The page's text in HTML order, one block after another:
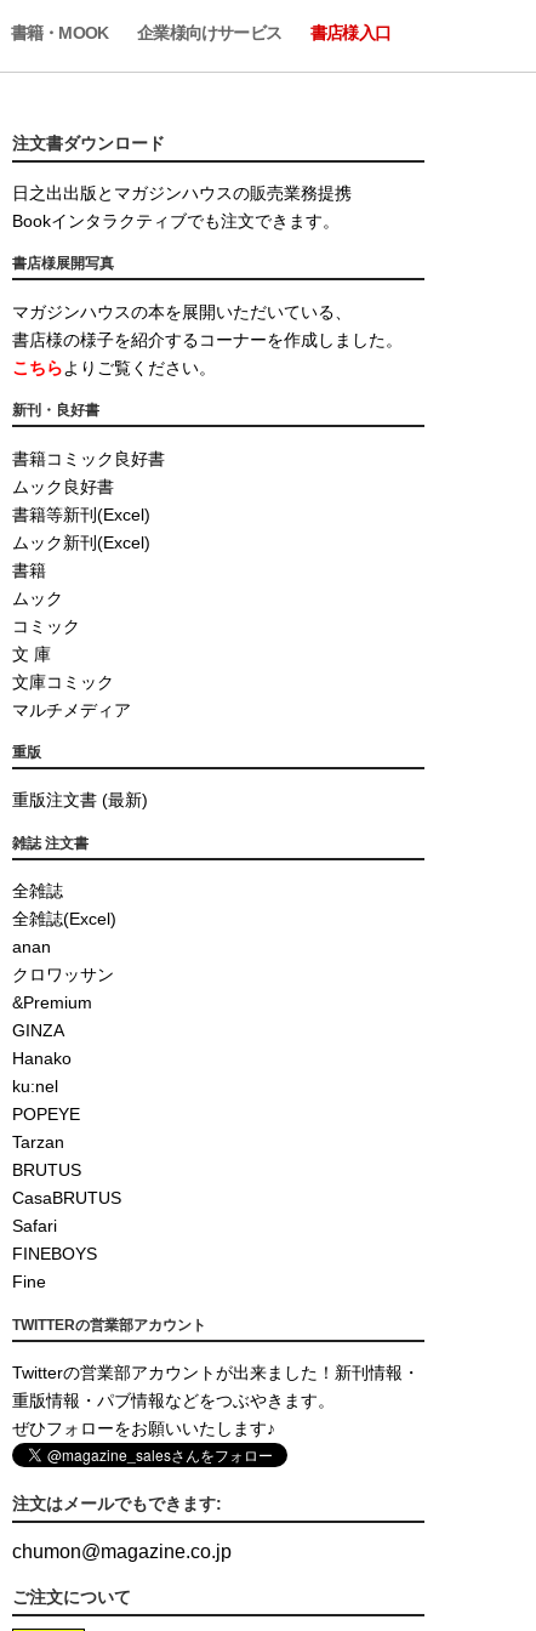
書籍・MOOK 企業様向けサービス 書店様入口
注文書ダウンロード
日之出出版とマガジンハウスの販売業務提携
Bookインタラクティブでも注文できます。
書店様展開写真
マガジンハウスの本を展開いただいている、
書店様の様子を紹介するコーナーを作成しました。
こちらよりご覧ください。
新刊・良好書
書籍コミック良好書
ムック良好書
書籍等新刊(Excel)
ムック新刊(Excel)
書籍
ムック
コミック
文 庫
文庫コミック
マルチメディア
重版
重版注文書 (最新)
雑誌 注文書
全雑誌
全雑誌(Excel)
anan
クロワッサン
&Premium
GINZA
Hanako
ku:nel
POPEYE
Tarzan
BRUTUS
CasaBRUTUS
Safari
FINEBOYS
Fine
TWITTERの営業部アカウント
Twitterの営業部アカウントが出来ました！新刊情報・
重版情報・パブ情報などをつぶやきます。
ぜひフォローをお願いいたします♪
注文はメールでもできます:
chumon@magazine.co.jp
ご注文について